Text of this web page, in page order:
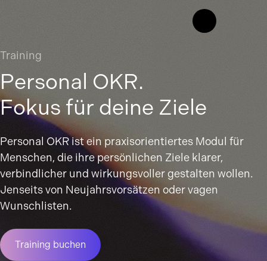
Training
Personal OKR.
Fokus für deine Ziele
Personal OKR ist ein praxisorientiertes Modul für
Menschen, die ihre persönlichen Ziele klarer,
verbindlicher und wirkungsvoller gestalten wollen.
Jenseits von Neujahrsvorsätzen oder vagen
Wunschlisten.
Training buchen